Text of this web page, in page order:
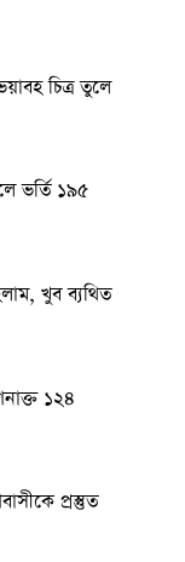
চিত্র তুলে
ভর্তি ১৯৫
খুব ব্যথিত
১২৪
প্রস্তুত